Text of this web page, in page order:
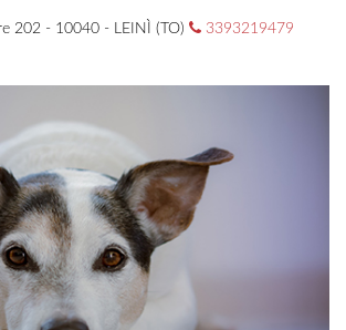
202 - 10040 - LEINÌ (TO) 3393219479